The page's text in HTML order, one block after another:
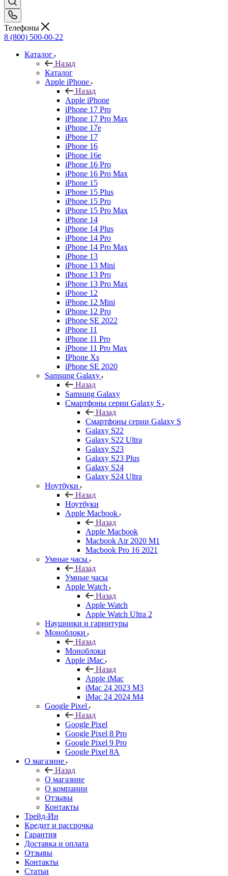
Телефоны
8 (800) 500-00-22
Каталог
Назад
Каталог
Apple iPhone
Назад
Apple iPhone
iPhone 17 Pro
iPhone 17 Pro Max
iPhone 17e
iPhone 17
iPhone 16
iPhone 16e
iPhone 16 Pro
iPhone 16 Pro Max
iPhone 15
iPhone 15 Plus
iPhone 15 Pro
iPhone 15 Pro Max
iPhone 14
iPhone 14 Plus
iPhone 14 Pro
iPhone 14 Pro Max
iPhone 13
iPhone 13 Mini
iPhone 13 Pro
iPhone 13 Pro Max
iPhone 12
iPhone 12 Mini
iPhone 12 Pro
iPhone SE 2022
iPhone 11
iPhone 11 Pro
iPhone 11 Pro Max
IPhone Xs
iPhone SE 2020
Samsung Galaxy
Назад
Samsung Galaxy
Смартфоны серии Galaxy S
Назад
Смартфоны серии Galaxy S
Galaxy S22
Galaxy S22 Ultra
Galaxy S23
Galaxy S23 Plus
Galaxy S24
Galaxy S24 Ultra
Ноутбуки
Назад
Ноутбуки
Apple Macbook
Назад
Apple Macbook
Macbook Air 2020 M1
Macbook Pro 16 2021
Умные часы
Назад
Умные часы
Apple Watch
Назад
Apple Watch
Apple Watch Ultra 2
Наушники и гарнитуры
Моноблоки
Назад
Моноблоки
Apple iMac
Назад
Apple iMac
iMac 24 2023 M3
iMac 24 2024 M4
Google Pixel
Назад
Google Pixel
Google Pixel 8 Pro
Google Pixel 9 Pro
Google Pixel 8A
О магазине
Назад
О магазине
О компании
Отзывы
Контакты
Трейд-Ин
Кредит и рассрочка
Гарантия
Доставка и оплата
Отзывы
Контакты
Статьи